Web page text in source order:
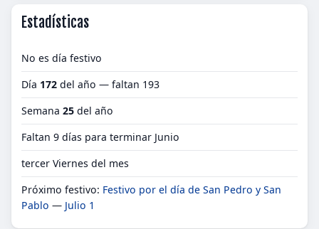
Estadísticas
No es día festivo
Día 172 del año — faltan 193
Semana 25 del año
Faltan 9 días para terminar Junio
tercer Viernes del mes
Próximo festivo: Festivo por el día de San Pedro y San
Pablo — Julio 1